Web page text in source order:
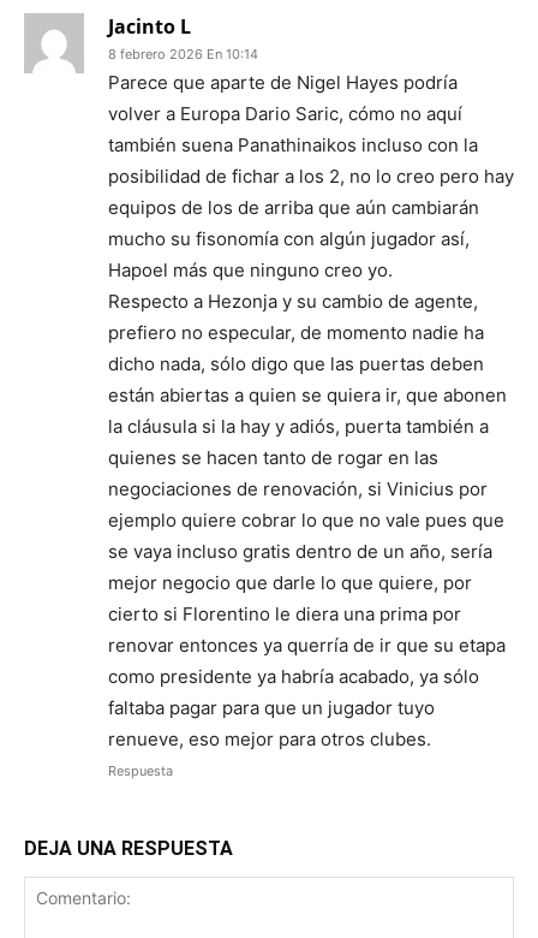
Jacinto L
8 febrero 2026 En 10:14
Parece que aparte de Nigel Hayes podría
volver a Europa Dario Saric, cómo no aquí
también suena Panathinaikos incluso con la
posibilidad de fichar a los 2, no lo creo pero hay
equipos de los de arriba que aún cambiarán
mucho su fisonomía con algún jugador así,
Hapoel más que ninguno creo yo.
Respecto a Hezonja y su cambio de agente,
prefiero no especular, de momento nadie ha
dicho nada, sólo digo que las puertas deben
están abiertas a quien se quiera ir, que abonen
la cláusula si la hay y adiós, puerta también a
quienes se hacen tanto de rogar en las
negociaciones de renovación, si Vinicius por
ejemplo quiere cobrar lo que no vale pues que
se vaya incluso gratis dentro de un año, sería
mejor negocio que darle lo que quiere, por
cierto si Florentino le diera una prima por
renovar entonces ya querría de ir que su etapa
como presidente ya habría acabado, ya sólo
faltaba pagar para que un jugador tuyo
renueve, eso mejor para otros clubes.
Respuesta
DEJA UNA RESPUESTA